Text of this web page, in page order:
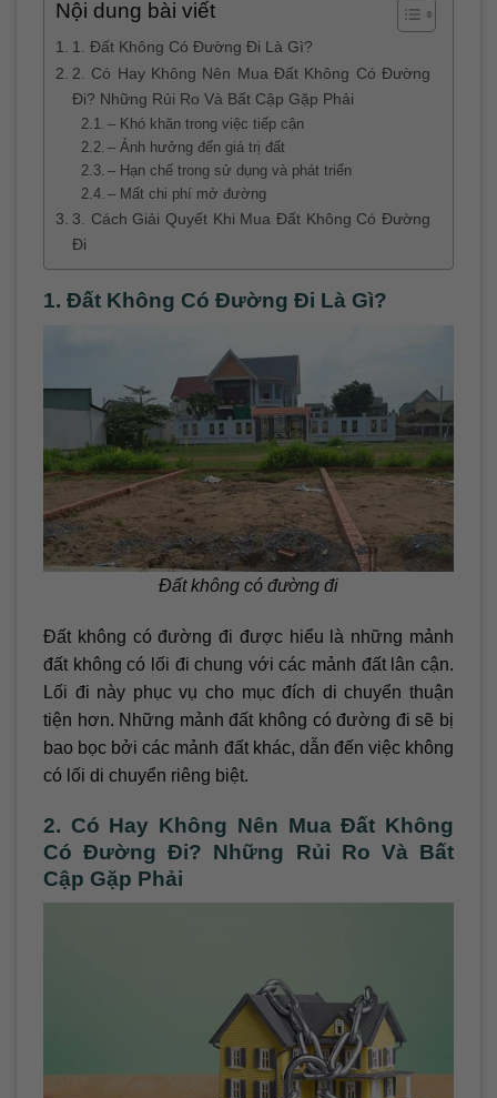
Nội dung bài viết
1. Đất Không Có Đường Đi Là Gì?
2. Có Hay Không Nên Mua Đất Không Có Đường
Đi? Những Rủi Ro Và Bất Cập Gặp Phải
– Khó khăn trong việc tiếp cận
– Ảnh hưởng đến giá trị đất
– Hạn chế trong sử dụng và phát triển
– Mất chi phí mở đường
3. Cách Giải Quyết Khi Mua Đất Không Có Đường
Đi
1. Đất Không Có Đường Đi Là Gì?
Đất không có đường đi
Đất không có đường đi được hiểu là những mảnh
đất không có lối đi chung với các mảnh đất lân cận.
Lối đi này phục vụ cho mục đích di chuyển thuận
tiện hơn. Những mảnh đất không có đường đi sẽ bị
bao bọc bởi các mảnh đất khác, dẫn đến việc không
có lối di chuyển riêng biệt.
2. Có Hay Không Nên Mua Đất Không
Có Đường Đi? Những Rủi Ro Và Bất
Cập Gặp Phải